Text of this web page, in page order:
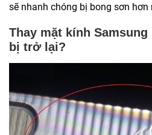
sẽ nhanh chóng bị bong sơn
Thay mặt kính
bị trở lại?